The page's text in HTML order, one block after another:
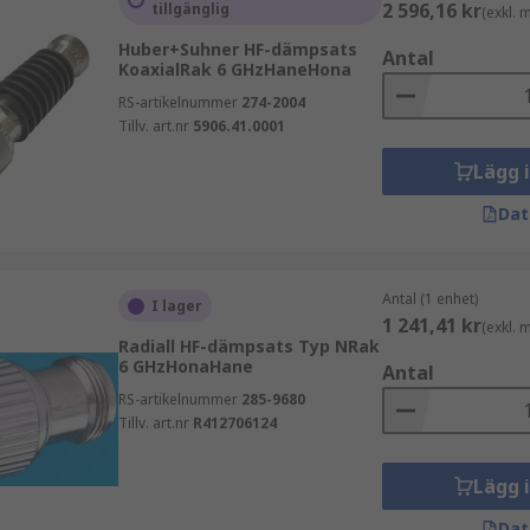
eller N-type
vilket frekvensområde som används. Kontrollera även
och noggrannhet viktiga faktorer. Vi på RS
eget varumärke kombinerar verifierad prestanda med
tillgänglig
Huber+Suhner HF-dämpsats
KoaxialRak 6 GHzHaneHona
RS-artikelnummer 274-2004
Tillv. art.nr 5906.41.0001
2 596,16 kr(exkl.
Antal
Lägg
I lager
Radiall HF-dämpsats Typ NRak
6 GHzHonaHane
RS-artikelnummer 285-9680
Tillv. art.nr R412706124
Antal (1 enhet)
1 241,41 kr(exkl.
Antal
Lägg